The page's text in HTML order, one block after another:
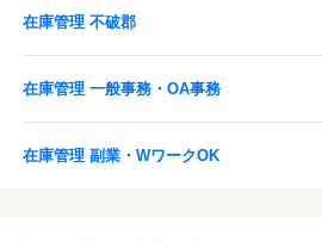
在庫管理 不破郡
在庫管理 一般事務・OA事務
在庫管理 副業・WワークOK